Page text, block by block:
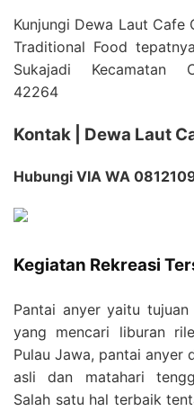
Kunjungi Dewa Laut Cafe
Traditional Food
Sukajadi Kecamatan
42264
Kontak | Dewa Laut
Hubungi VIA WA
Kegiatan Rekreasi
Pantai anyer yaitu
yang mencari liburan
Pulau Jawa, pantai anyer
asli dan matahari
Salah satu hal terbaik